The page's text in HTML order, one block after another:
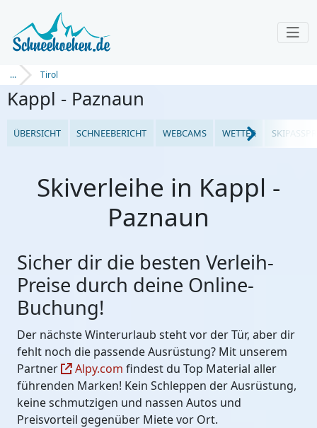
... Tirol
Kappl - Paznaun
ÜBERSICHT SCHNEEBERICHT WEBCAMS WETTER
Skiverleihe in Kappl -
Paznaun
Sicher dir die besten Verleih-
Preise durch deine Online-
Buchung!
Der nächste Winterurlaub steht vor der Tür, aber dir
fehlt noch die passende Ausrüstung? Mit unserem
Partner
Alpy.com findest du Top Material aller
führenden Marken! Kein Schleppen der Ausrüstung,
keine schmutzigen und nassen Autos und
Preisvorteil gegenüber Miete vor Ort.